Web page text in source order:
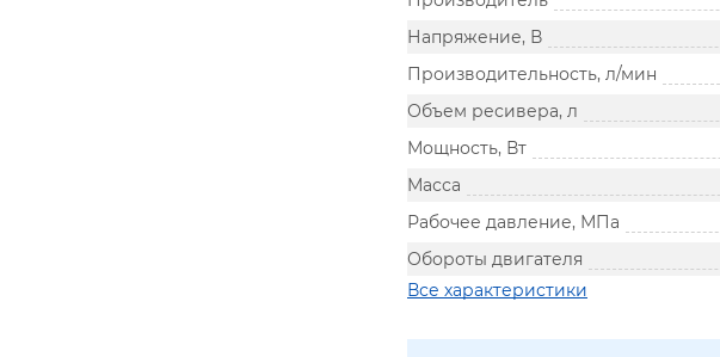
Напряжение, В
Производительность, л/мин
Объем ресивера, л
Мощность, Вт
Масса
Рабочее давление, МПа
Обороты двигателя
Все характеристики